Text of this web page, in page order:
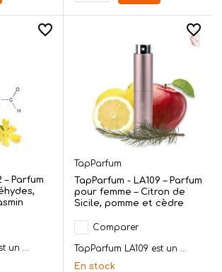
– Parfum
un ...
TapParfum
TapParfum - LA109 – Parfum
pour femme – Citron de
Sicile, pomme et cèdre
Comparer
TapParfum LA109 est un ...
En stock